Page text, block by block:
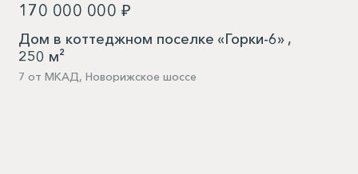
170 000 000 ₽
Дом в коттеджном поселке «Горки-6» ,
250 м²
7 от МКАД, Новорижское шоссе